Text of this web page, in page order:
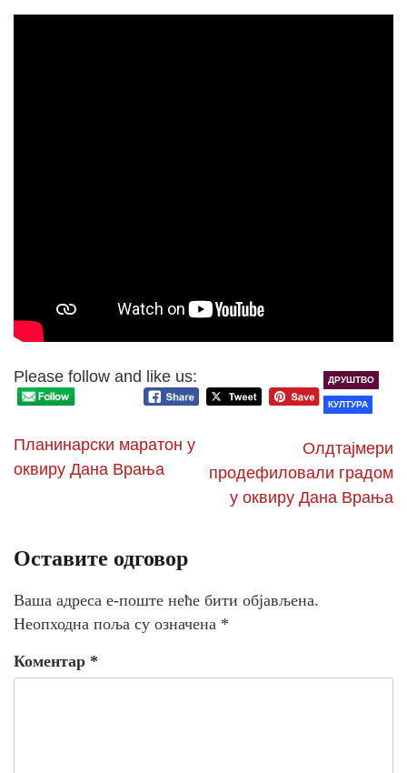
Please follow and like us: ДРУШТВО
КУЛТУРА
Планинарски маратон у
оквиру Дана Врања
Олдтајмери
продефиловали градом
у оквиру Дана Врања
Оставите одговор
Ваша адреса е-поште неће бити објављена.
Неопходна поља су означена *
Коментар *